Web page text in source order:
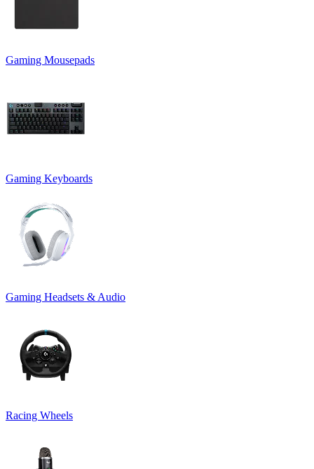
Gaming Mousepads
Gaming Keyboards
Gaming Headsets & Audio
Racing Wheels